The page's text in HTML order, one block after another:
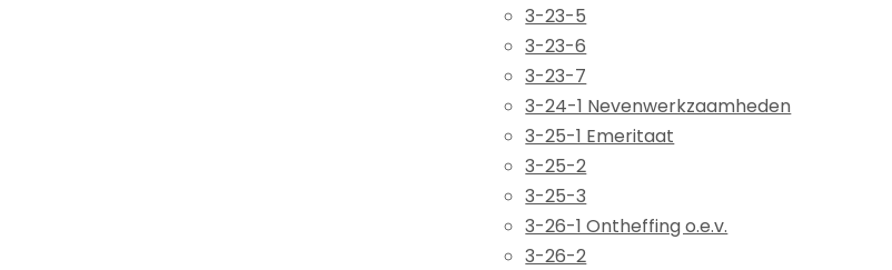
3-23-5
3-23-6
3-23-7
3-24-1 Nevenwerkzaamheden
3-25-1 Emeritaat
3-25-2
3-25-3
3-26-1 Ontheffing o.e.v.
3-26-2